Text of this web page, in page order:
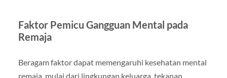
Faktor Pemicu Gangguan Mental pada
Remaja
Beragam faktor dapat memengaruhi kesehatan mental
remaja, mulai dari lingkungan keluarga, tekanan